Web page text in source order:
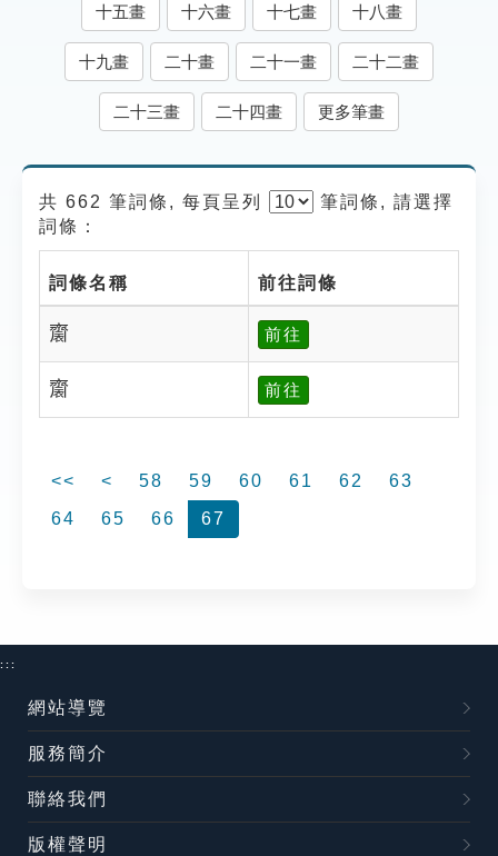
生命大百科索引
遊戲專區
貓頭鷹博士
十五畫 十六畫 十七畫 十八畫
十九畫 二十畫 二十一畫 二十二畫
二十三畫 二十四畫 更多筆畫
共 662 筆詞條, 每頁呈列 筆詞條, 請選擇
詞條：
詞條名稱 前往詞條
𪗋 前往
𪗋 前往
<< < 58 59 60 61 62
63
64
65 66 67
:::
網站導覽
服務簡介
聯絡我們
版權聲明